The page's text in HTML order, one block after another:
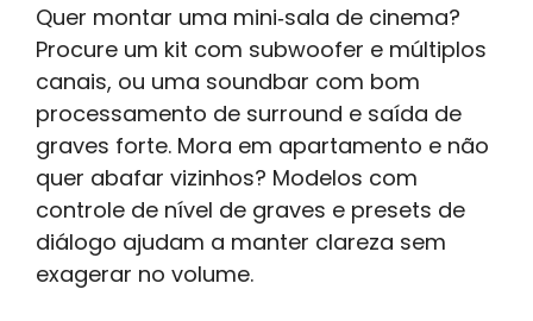
Quer montar uma mini‑sala de cinema?
Procure um kit com subwoofer e múltiplos
canais, ou uma soundbar com bom
processamento de surround e saída de
graves forte. Mora em apartamento e não
quer abafar vizinhos? Modelos com
controle de nível de graves e presets de
diálogo ajudam a manter clareza sem
exagerar no volume.